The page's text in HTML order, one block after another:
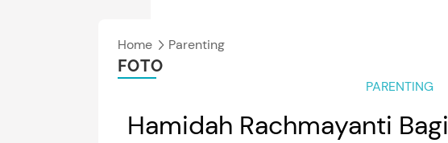
Home Parenting
FOTO
PARENTING
Hamidah Rachmayanti